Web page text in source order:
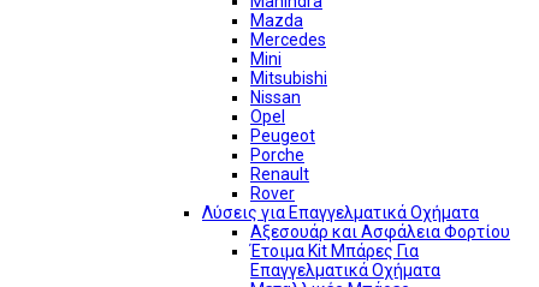
Mazda
Mercedes
Mini
Mitsubishi
Nissan
Opel
Peugeot
Porche
Renault
Rover
Λύσεις για Επαγγελματικά Οχήματα
Αξεσουάρ και Ασφάλεια Φορτίου
Έτοιμα Kit Μπάρες Για
Επαγγελματικά Οχήματα